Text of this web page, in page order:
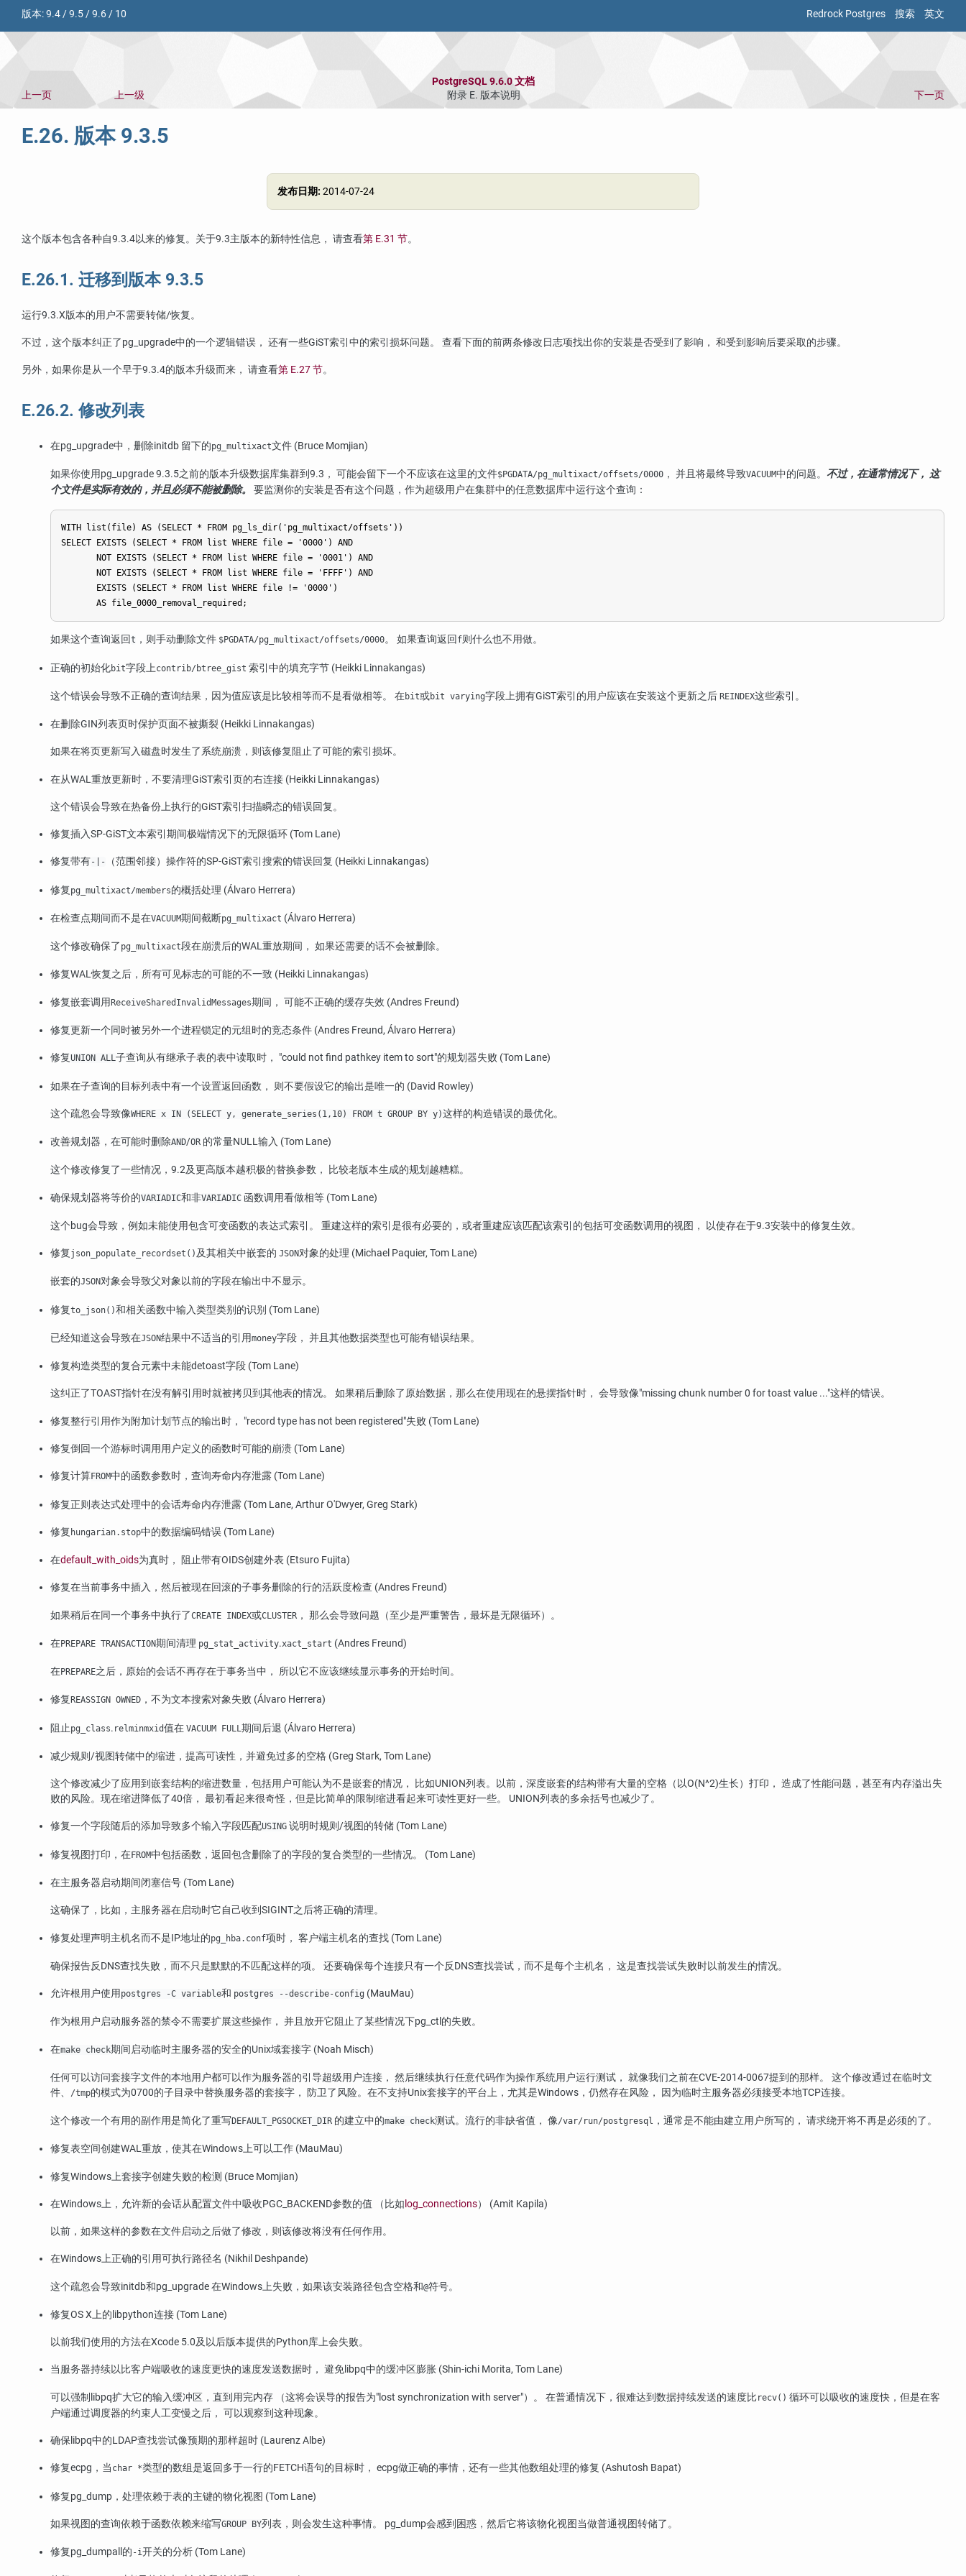
Redrock Postgres 搜索 英文
版本:9.4/9.5/9.6/ 10
PostgreSQL 9.6.0 文档
上一页
上一级 附录 E. 版本说明 下一页
E.26. 版本 9.3.5
发布日期: 2014-07-24
这个版本包含各种自9.3.4以来的修复。关于9.3主版本的新特性信息， 请查看第 E.31 节。
E.26.1. 迁移到版本 9.3.5
运行9.3.X版本的用户不需要转储/恢复。
不过，这个版本纠正了pg_upgrade中的一个逻辑错误， 还有一些GiST索引中的索引损坏问题。 查看下面的前两条修改日志项找出你的安装是否受到了影响， 和受到影响后要采取的步骤。
另外，如果你是从一个早于9.3.4的版本升级而来， 请查看第 E.27 节。
E.26.2. 修改列表
在pg_upgrade中，删除initdb 留下的pg_multixact文件 (Bruce Momjian)
如果你使用pg_upgrade9.3.5之前的版本升级数据库集群到9.3， 可能会留下一个不应该在这里的文件$PGDATA/pg_multixact/offsets/0000 ， 并且将最终导致VACUUM中的问题。 不过，在通常情况下， 这
个文件是实际有效的，并且必须不能被删除。
要监测你的安装是否有这个问题，作为超级用户在集群中的任意数据库中运行这个查询：
WITH list(file) AS (SELECT * FROM pg_ls_dir('pg_multixact/offsets'))
SELECT EXISTS (SELECT * FROM list WHERE file = '0000') AND
       NOT EXISTS (SELECT * FROM list WHERE file = '0001') AND
       NOT EXISTS (SELECT * FROM list WHERE file = 'FFFF') AND
       EXISTS (SELECT * FROM list WHERE file != '0000')
       AS file_0000_removal_required;
如果这个查询返回t ，则手动删除文件 $PGDATA/pg_multixact/offsets/0000。 如果查询返回 f则什么也不用做。
正确的初始化bit字段上contrib/btree_gist 索引中的填充字节 (Heikki Linnakangas)
这个错误会导致不正确的查询结果，因为值应该是比较相等而不是看做相等。 在bit或bit varying字段上拥有GiST索引的用户应该在安装这个更新之后 REINDEX这些索引。
在删除GIN列表页时保护页面不被撕裂 (Heikki Linnakangas)
如果在将页更新写入磁盘时发生了系统崩溃，则该修复阻止了可能的索引损坏。
在从WAL重放更新时，不要清理GiST索引页的右连接 (Heikki Linnakangas)
这个错误会导致在热备份上执行的GiST索引扫描瞬态的错误回复。
修复插入SP-GiST文本索引期间极端情况下的无限循环 (Tom Lane)
修复带有-|- （范围邻接）操作符的SP-GiST索引搜索的错误回复 (Heikki Linnakangas)
修复 pg_multixact/members的概括处理 (Álvaro Herrera)
在检查点期间而不是在VACUUM期间截断pg_multixact (Álvaro Herrera)
这个修改确保了 pg_multixact段在崩溃后的WAL重放期间， 如果还需要的话不会被删除。
修复WAL恢复之后，所有可见标志的可能的不一致 (Heikki Linnakangas)
修复嵌套调用ReceiveSharedInvalidMessages期间， 可能不正确的缓存失效 (Andres Freund)
修复更新一个同时被另外一个进程锁定的元组时的竞态条件 (Andres Freund, Álvaro Herrera)
修复UNION ALL子查询从有继承子表的表中读取时， "could not find pathkey item to sort"的规划器失败 (Tom Lane)
如果在子查询的目标列表中有一个设置返回函数， 则不要假设它的输出是唯一的 (David Rowley)
这个疏忽会导致像WHERE x IN (SELECT y, generate_series(1,10) FROM t GROUP BY y)这样的构造错误的最优化。
改善规划器，在可能时删除AND/OR 的常量NULL输入 (Tom Lane)
这个修改修复了一些情况，9.2及更高版本越积极的替换参数， 比较老版本生成的规划越糟糕。
确保规划器将等价的VARIADIC和非VARIADIC 函数调用看做相等 (Tom Lane)
这个bug会导致，例如未能使用包含可变函数的表达式索引。 重建这样的索引是很有必要的，或者重建应该匹配该索引的包括可变函数调用的视图， 以使存在于9.3安装中的修复生效。
修复 json_populate_recordset() 及其相关中嵌套的 JSON对象的处理 (Michael Paquier, Tom Lane)
嵌套的JSON对象会导致父对象以前的字段在输出中不显示。
修复to_json()和相关函数中输入类型类别的识别 (Tom Lane)
已经知道这会导致在JSON结果中不适当的引用money字段， 并且其他数据类型也可能有错误结果。
修复构造类型的复合元素中未能detoast字段 (Tom Lane)
这纠正了TOAST指针在没有解引用时就被拷贝到其他表的情况。 如果稍后删除了原始数据，那么在使用现在的悬摆指针时， 会导致像"missing chunk number 0 for toast value ..."这样的错误。
修复整行引用作为附加计划节点的输出时， "record type has not been registered"失败 (Tom Lane)
修复倒回一个游标时调用用户定义的函数时可能的崩溃 (Tom Lane)
修复计算FROM中的函数参数时，查询寿命内存泄露 (Tom Lane)
修复正则表达式处理中的会话寿命内存泄露 (Tom Lane, Arthur O'Dwyer, Greg Stark)
修复 hungarian.stop中的数据编码错误 (Tom Lane)
在default_with_oids为真时， 阻止带有OIDS创建外表 (Etsuro Fujita)
修复在当前事务中插入，然后被现在回滚的子事务删除的行的活跃度检查 (Andres Freund)
如果稍后在同一个事务中执行了CREATE INDEX或CLUSTER ， 那么会导致问题（至少是严重警告，最坏是无限循环）。
在PREPARE TRANSACTION期间清理 pg_stat_activity.xact_start (Andres Freund)
在PREPARE之后，原始的会话不再存在于事务当中， 所以它不应该继续显示事务的开始时间。
修复 REASSIGN OWNED ，不为文本搜索对象失败 (Álvaro Herrera)
阻止pg_class. relminmxid值在 VACUUM FULL 期间后退 (Álvaro Herrera)
减少规则/视图转储中的缩进，提高可读性，并避免过多的空格 (Greg Stark, Tom Lane)
这个修改减少了应用到嵌套结构的缩进数量，包括用户可能认为不是嵌套的情况， 比如UNION列表。以前，深度嵌套的结构带有大量的空格（以O(N^2)生长）打印， 造成了性能问题，甚至有内存溢出失
败的风险。现在缩进降低了40倍， 最初看起来很奇怪，但是比简单的限制缩进看起来可读性更好一些。 UNION列表的多余括号也减少了。
修复一个字段随后的添加导致多个输入字段匹配USING 说明时规则/视图的转储 (Tom Lane)
修复视图打印，在FROM中包括函数，返回包含删除了的字段的复合类型的一些情况。 (Tom Lane)
在主服务器启动期间闭塞信号 (Tom Lane)
这确保了，比如，主服务器在启动时它自己收到SIGINT之后将正确的清理。
修复处理声明主机名而不是IP地址的pg_hba.conf项时， 客户端主机名的查找 (Tom Lane)
确保报告反DNS查找失败，而不只是默默的不匹配这样的项。 还要确保每个连接只有一个反DNS查找尝试，而不是每个主机名， 这是查找尝试失败时以前发生的情况。
允许根用户使用 postgres -C variable和 postgres --describe-config (MauMau)
作为根用户启动服务器的禁令不需要扩展这些操作， 并且放开它阻止了某些情况下pg_ctl 的失败。
在make check期间启动临时主服务器的安全的Unix域套接字 (Noah Misch)
任何可以访问套接字文件的本地用户都可以作为服务器的引导超级用户连接， 然后继续执行任意代码作为操作系统用户运行测试， 就像我们之前在CVE-2014-0067提到的那样。 这个修改通过在临时文
件、
/tmp的模式为0700的子目录中替换服务器的套接字， 防卫了风险。在不支持Unix套接字的平台上，尤其是Windows，仍然存在风险， 因为临时主服务器必须接受本地TCP连接。
这个修改一个有用的副作用是简化了重写 DEFAULT_PGSOCKET_DIR 的建立中的make check测试。流行的非缺省值， 像/var/run/postgresql ，通常是不能由建立用户所写的， 请求绕开将不再是必须的了。
修复表空间创建WAL重放，使其在Windows上可以工作 (MauMau)
修复Windows上套接字创建失败的检测 (Bruce Momjian)
在Windows上，允许新的会话从配置文件中吸收PGC_BACKEND参数的值 （比如 log_connections） (Amit Kapila)
以前，如果这样的参数在文件启动之后做了修改，则该修改将没有任何作用。
在Windows上正确的引用可执行路径名 (Nikhil Deshpande)
这个疏忽会导致initdb和pg_upgrade在Windows上失败，如果该安装路径包含空格和@符号。
修复OS X上的 libpython连接 (Tom Lane)
以前我们使用的方法在Xcode 5.0及以后版本提供的Python库上会失败。
当服务器持续以比客户端吸收的速度更快的速度发送数据时， 避免libpq中的缓冲区膨胀 (Shin-ichi Morita, Tom Lane)
可以强制 libpq扩大它的输入缓冲区，直到用完内存 （这将会误导的报告为"lost synchronization with server"）。 在普通情况下，很难达到数据持续发送的速度比 recv() 循环可以吸收的速度快，但是在客
户端通过调度器的约束人工变慢之后， 可以观察到这种现象。
确保 libpq中的LDAP查找尝试像预期的那样超时 (Laurenz Albe)
修复ecpg ，当 char *类型的数组是返回多于一行的FETCH语句的目标时， ecpg做正确的事情，还有一些其他数组处理的修复 (Ashutosh Bapat)
修复pg_dump ，处理依赖于表的主键的物化视图 (Tom Lane)
如果视图的查询依赖于函数依赖来缩写GROUP BY列表，则会发生这种事情。 pg_dump会感到困惑，然后它将该物化视图当做普通视图转储了。
修复pg_dumpall 的 -i开关的分析 (Tom Lane)